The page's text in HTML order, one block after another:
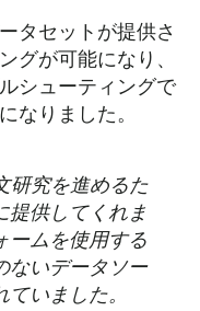
タセットが提供さ
グが可能になり、
シューティングで
なりました。
研究を進めるた
提供してくれま
ームを使用する
ないデータソー
いました。